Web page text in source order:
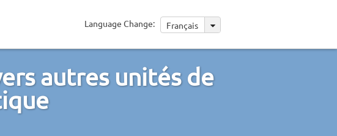
Language Change: Français
autres unités de